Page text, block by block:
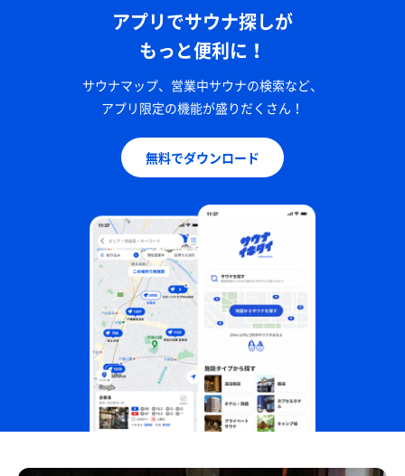
アプリでサウナ探しが
もっと便利に！
サウナマップ、営業中サウナの検索など、
アプリ限定の機能が盛りだくさん！
無料でダウンロード